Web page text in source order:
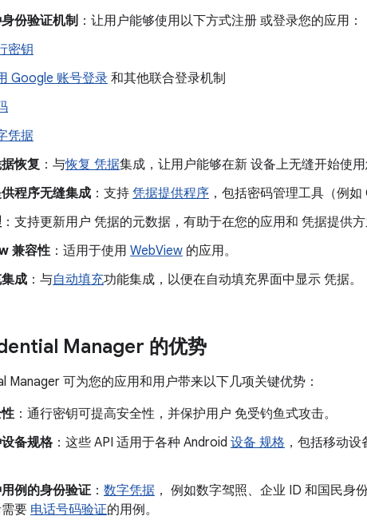
份验证机制 ：让用户能够使用以下方式注册 或登录您的应用：
密钥
Google 账号登录 和其他联合登录机制
凭据
恢复 ：与恢复 凭据集成，让用户能够在新 设备上无缝开始使用
程序无缝集成 ：支持 凭据提供程序 ，包括密码管理工具（例
：支持更新用户 凭据的元数据，有助于在您的应用和 凭据提供方
兼容性：适用于使用 WebView 的应用。
成 ：与自动填充功能集成，以便在自动填充界面中显示 凭据。
Manager 的优势
Manager 可为您的应用和用户带来以下几项关键优势：
：通行密钥可提高安全性，并保护用户 免受钓鱼式攻击。
备规格 ：这些 API 适用于各种 Android 设备 规格 ，包括移动
例的身份验证： 数字凭据 ， 例如数字驾照、企业 ID 和国民身
要 电话号码验证的用例。